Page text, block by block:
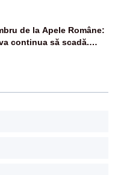
de la Apele Române:
continua să scadă.
închide în 4 zile